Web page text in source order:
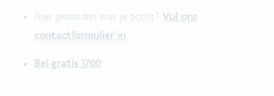
Niet gevonden wat je zocht? Vul ons
contactformulier in.
Bel gratis 1700